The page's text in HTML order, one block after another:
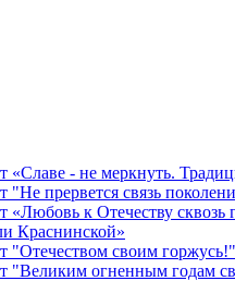
«Славе - не меркнуть.
прервется связь
«Любовь к Отечеству сквозь
Краснинской»
"Отечеством своим горжусь!"
"Великим огненным годам